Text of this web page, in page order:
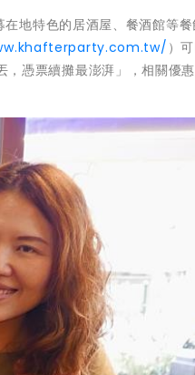
地特色的居酒屋、餐酒館等
）
憑票續攤最澎湃」，相關優